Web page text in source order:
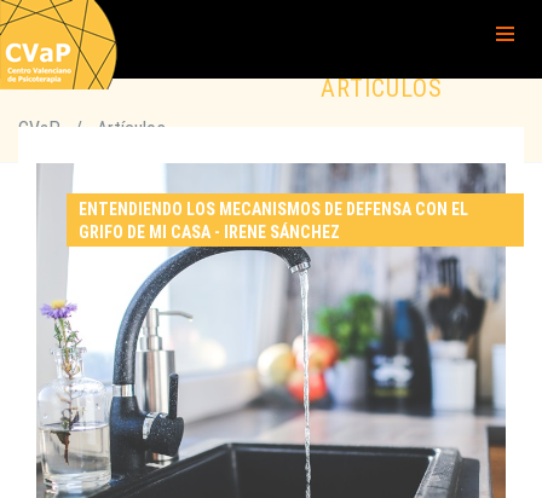
ARTÍCULOS
CVaP / Artículos
ENTENDIENDO LOS MECANISMOS DE DEFENSA CON EL
GRIFO DE MI CASA - IRENE SÁNCHEZ